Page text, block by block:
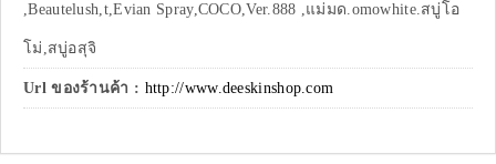
,Beautelush,t,Evian Spray,COCO,Ver.888 ,แม่มด.omowhite.สบู่โอ
โม่,สบู่อสุจิ
Url ของร้านค้า : http://www.deeskinshop.com